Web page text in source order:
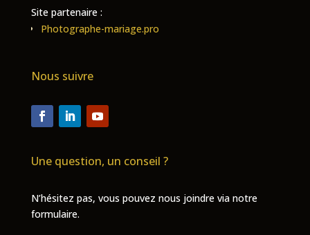
Site partenaire :
Photographe-mariage.pro
Nous suivre
Une question, un conseil ?
N’hésitez pas, vous pouvez nous joindre via notre
formulaire.